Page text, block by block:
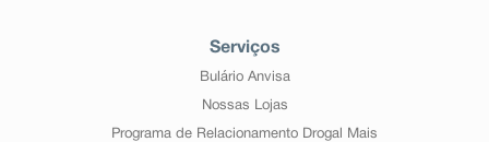
Serviços
Bulário Anvisa
Nossas Lojas
Programa de Relacionamento Drogal Mais